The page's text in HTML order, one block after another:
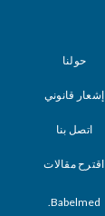
حولنا
إشعار قانوني
اتصل بنا
اقترح مقالات
Babelmed.